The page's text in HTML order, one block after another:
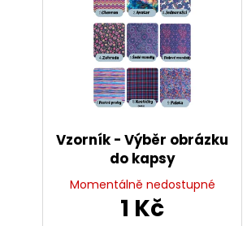
Vzorník - Výběr obrázku
do kapsy
Momentálně nedostupné
1 Kč